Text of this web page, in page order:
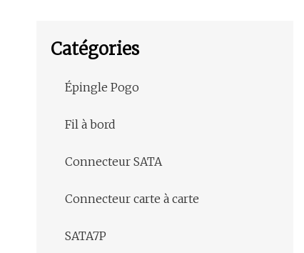
Catégories
Épingle Pogo
Fil à bord
Connecteur SATA
Connecteur carte à carte
SATA7P